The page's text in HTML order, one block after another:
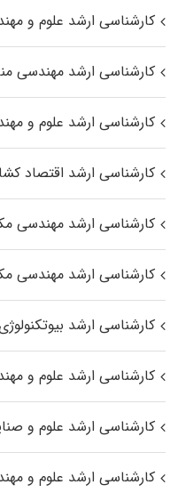
کارشناسی ارشد علوم و
کارشناسی ارشد مهندسی
کارشناسی ارشد علوم و
کارشناسی ارشد اقتصاد
کارشناسی ارشد مهندسی
کارشناسی ارشد مهندسی
کارشناسی ارشد
کارشناسی ارشد علوم و
کارشناسی ارشد علوم و
کارشناسی ارشد علوم و